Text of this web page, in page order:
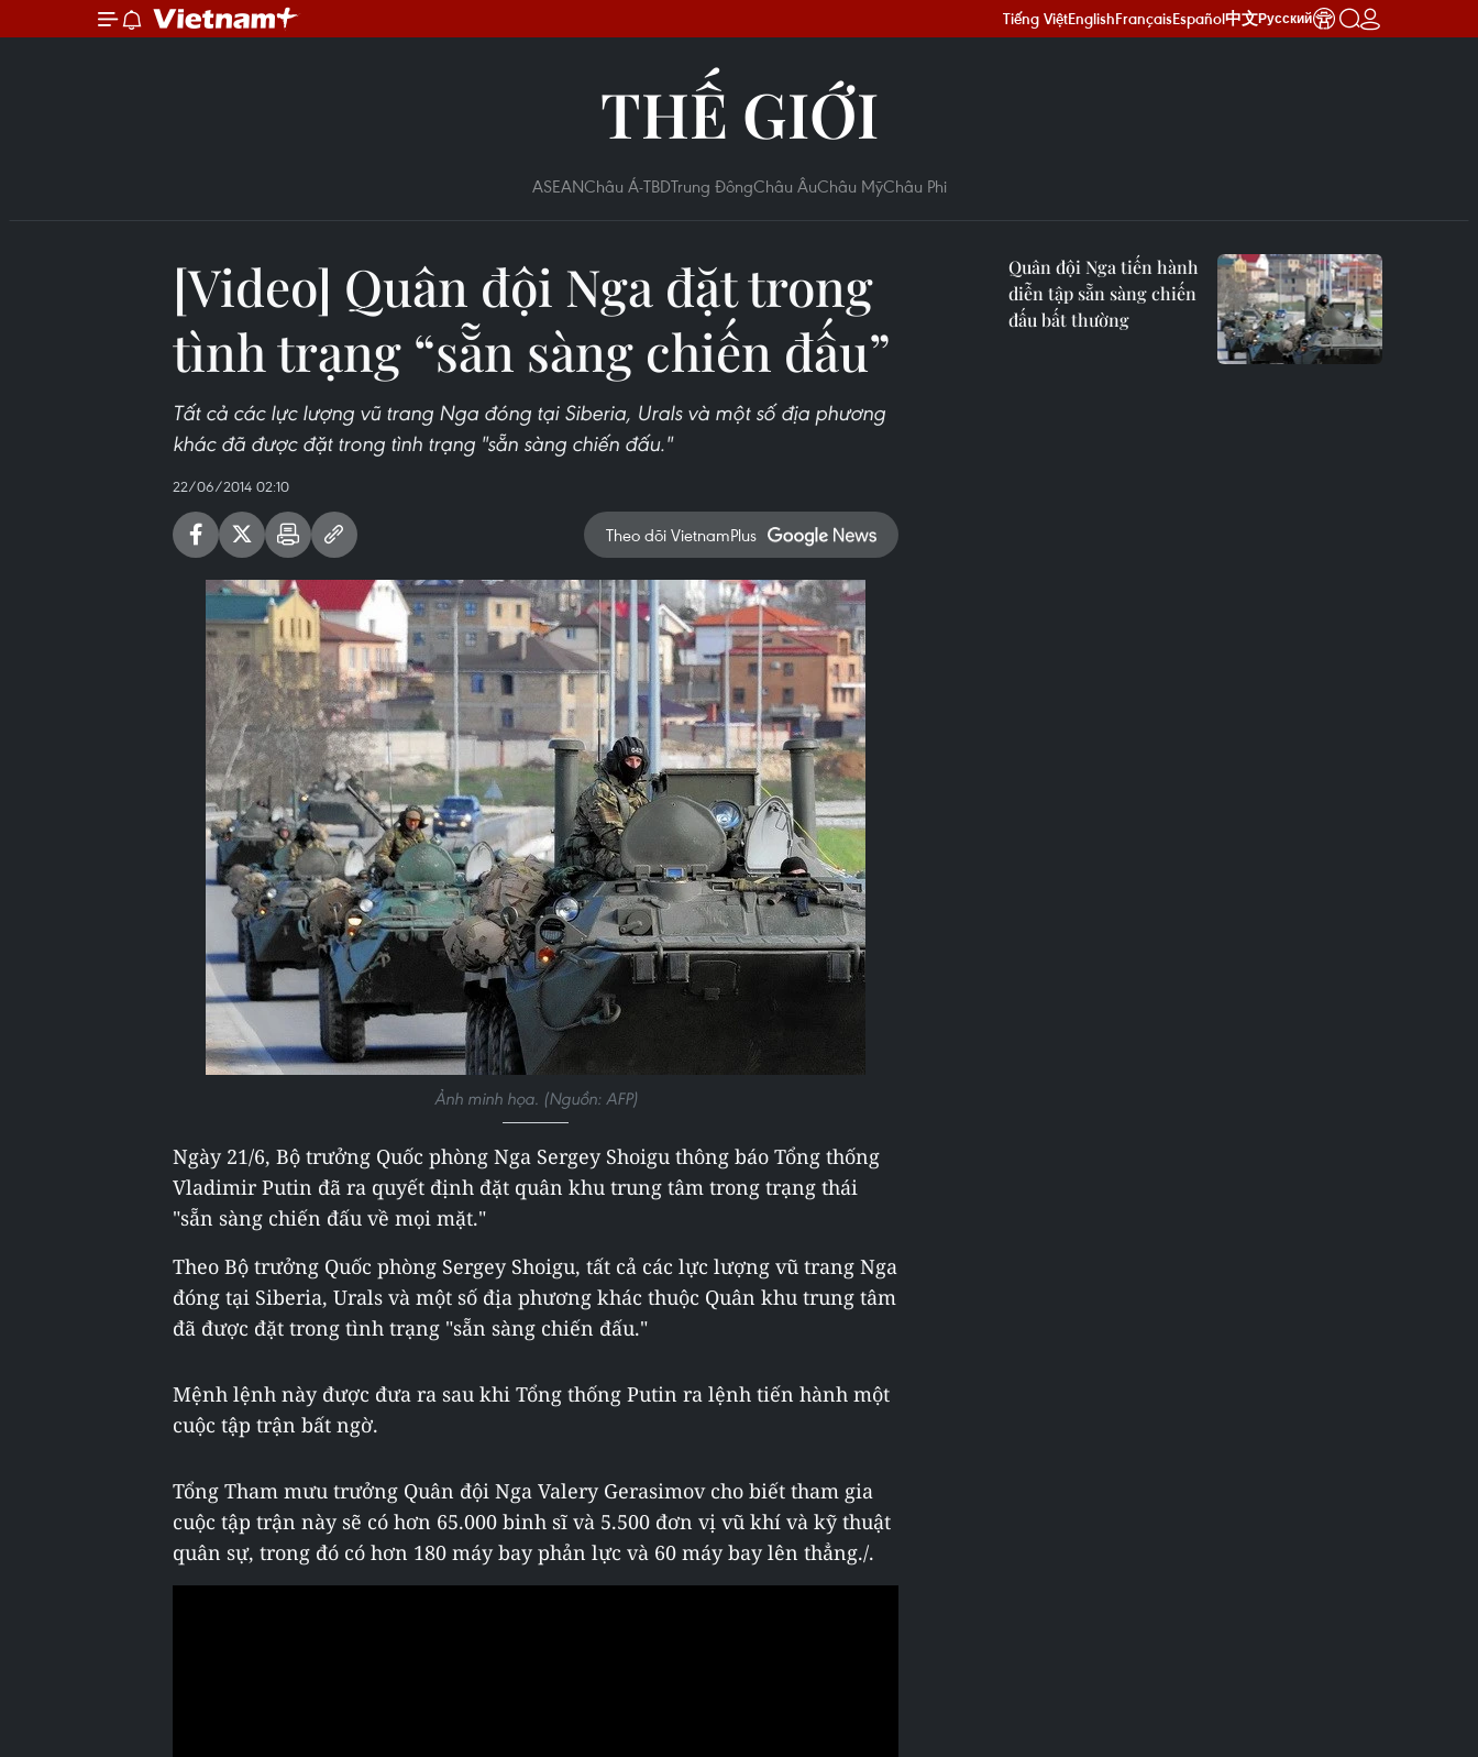
Tiếng ViệtEnglishFrançaisEspañol中文Русский
THẾ GIỚI
ASEANChâu Á-TBDTrung ĐôngChâu ÂuChâu MỹChâu Phi
[Video] Quân đội Nga đặt trong
tình trạng “sẵn sàng chiến đấu”
Tất cả các lực lượng vũ trang Nga đóng tại Siberia, Urals và một số địa phương
khác đã được đặt trong tình trạng "sẵn sàng chiến đấu."
22/06/2014 02:10
Theo dõi VietnamPlus
Ảnh minh họa. (Nguồn: AFP)
Ngày 21/6, Bộ trưởng Quốc phòng Nga Sergey Shoigu thông báo Tổng thống
Vladimir Putin đã ra quyết định đặt quân khu trung tâm trong trạng thái
"sẵn sàng chiến đấu về mọi mặt."
Theo Bộ trưởng Quốc phòng Sergey Shoigu, tất cả các lực lượng vũ trang Nga
đóng tại Siberia, Urals và một số địa phương khác thuộc Quân khu trung tâm
đã được đặt trong tình trạng "sẵn sàng chiến đấu."
Mệnh lệnh này được đưa ra sau khi Tổng thống Putin ra lệnh tiến hành một
cuộc tập trận bất ngờ.
Tổng Tham mưu trưởng Quân đội Nga Valery Gerasimov cho biết tham gia
cuộc tập trận này sẽ có hơn 65.000 binh sĩ và 5.500 đơn vị vũ khí và kỹ thuật
quân sự, trong đó có hơn 180 máy bay phản lực và 60 máy bay lên thẳng./.
Quân đội Nga tiến hành
diễn tập sẵn sàng chiến
đấu bất thường